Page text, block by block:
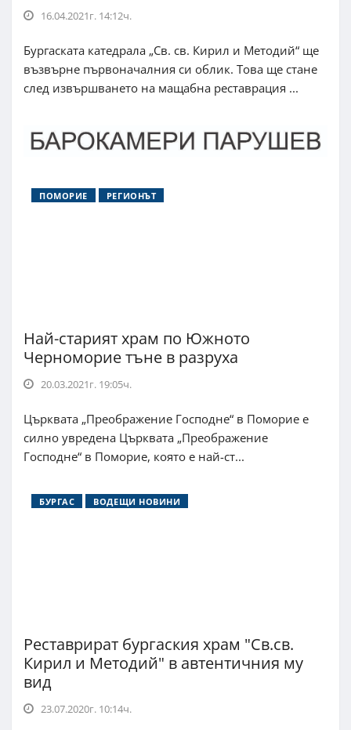
16.04.2021г. 14:12ч.
Бургаската катедрала „Св. св. Кирил и Методий“ ще
възвърне първоначалния си облик. Това ще стане
след извършването на мащабна реставрация ...
ПОМОРИЕ РЕГИОНЪТ
Най-старият храм по Южното
Черноморие тъне в разруха
20.03.2021г. 19:05ч.
Църквата „Преображение Господне“ в Поморие е
силно увредена Църквата „Преображение
Господне“ в Поморие, която е най-ст...
БУРГАС ВОДЕЩИ НОВИНИ
Реставрират бургаския храм "Св.св.
Кирил и Методий" в автентичния му
вид
23.07.2020г. 10:14ч.